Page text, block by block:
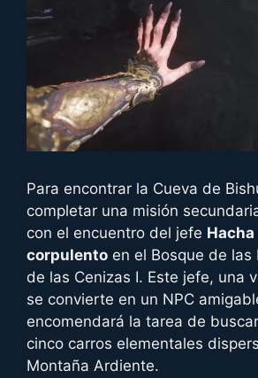
Para encontrar la Cueva de
completar una misión
con el encuentro del jefe
corpulento en el Bosque de las
de las Cenizas I. Este jefe, una
se convierte en un NPC
encomendará la tarea de
cinco carros elementales
Montaña Ardiente.